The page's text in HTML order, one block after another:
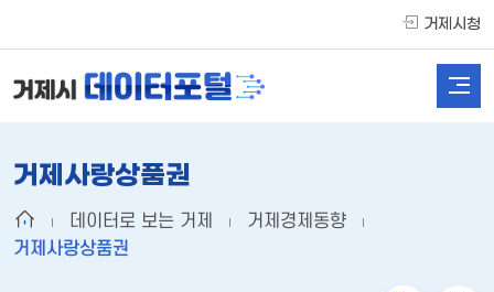
거제시청
거제사랑상품권
데이터로 보는 거제
거제경제동향
거제사랑상품권